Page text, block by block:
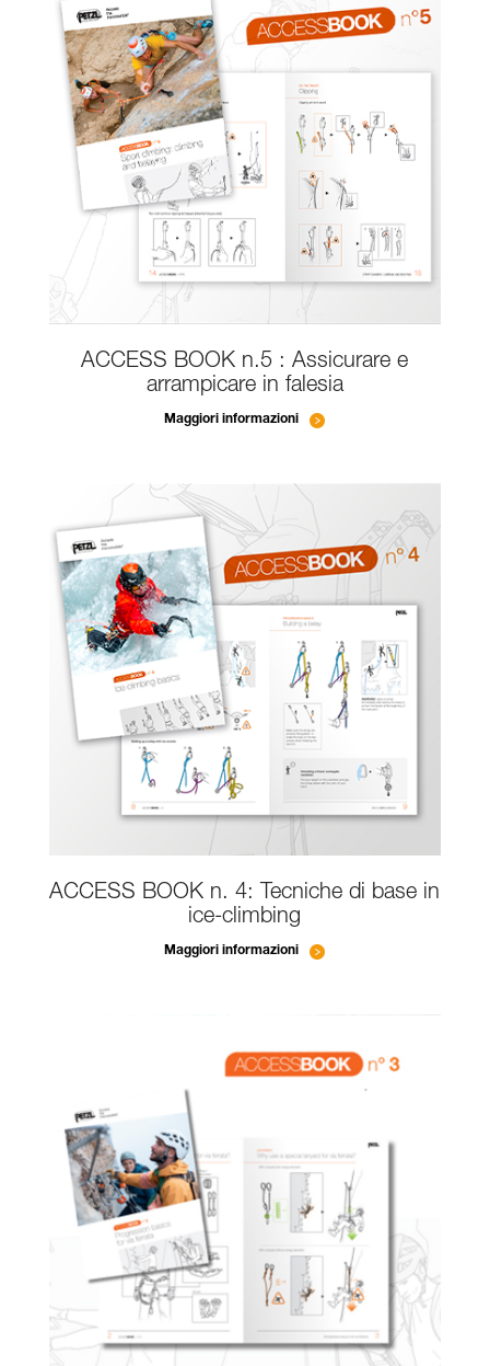
ACCESS BOOK n.5 : Assicurare e
arrampicare in falesia
Maggiori informazioni
ACCESS BOOK n. 4: Tecniche di base in
ice-climbing
Maggiori informazioni